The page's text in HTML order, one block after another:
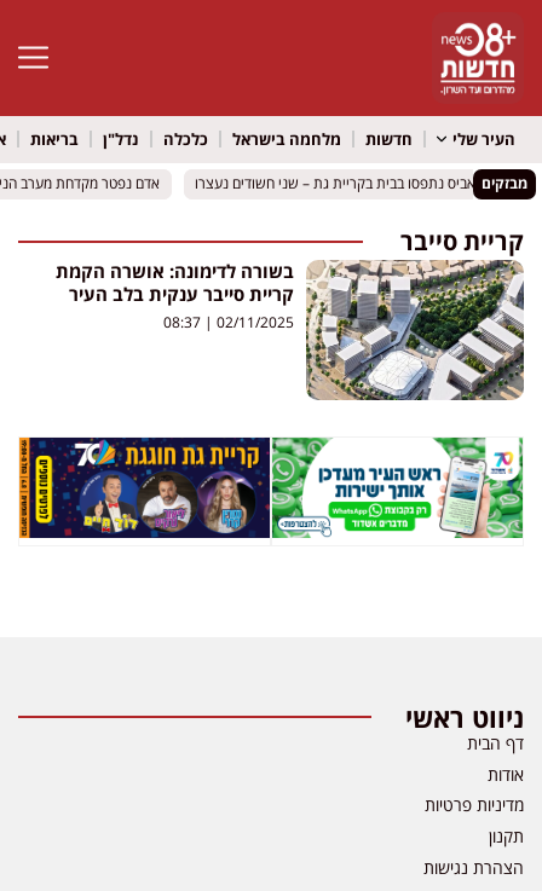
פתח
העיר שלי חדשות מלחמה בישראל כלכלה נדל"ן בריאות
מבזקיםוקנאביס נתפסו בבית בקריית גת – שני חשודים נעצרו
וקנאביס נתפסו בבית בקריית גת – שני חשודים נעצרו אדם נפטר מקדחת מערב
אדם נפטר מקדחת מערב
קריית סייבר
בשורה לדימונה: אושרה הקמת
קריית סייבר ענקית בלב העיר
02/11/2025
ניווט ראשי
דף הבית
אודות
מדיניות פרטיות
תקנון
הצהרת נגישות